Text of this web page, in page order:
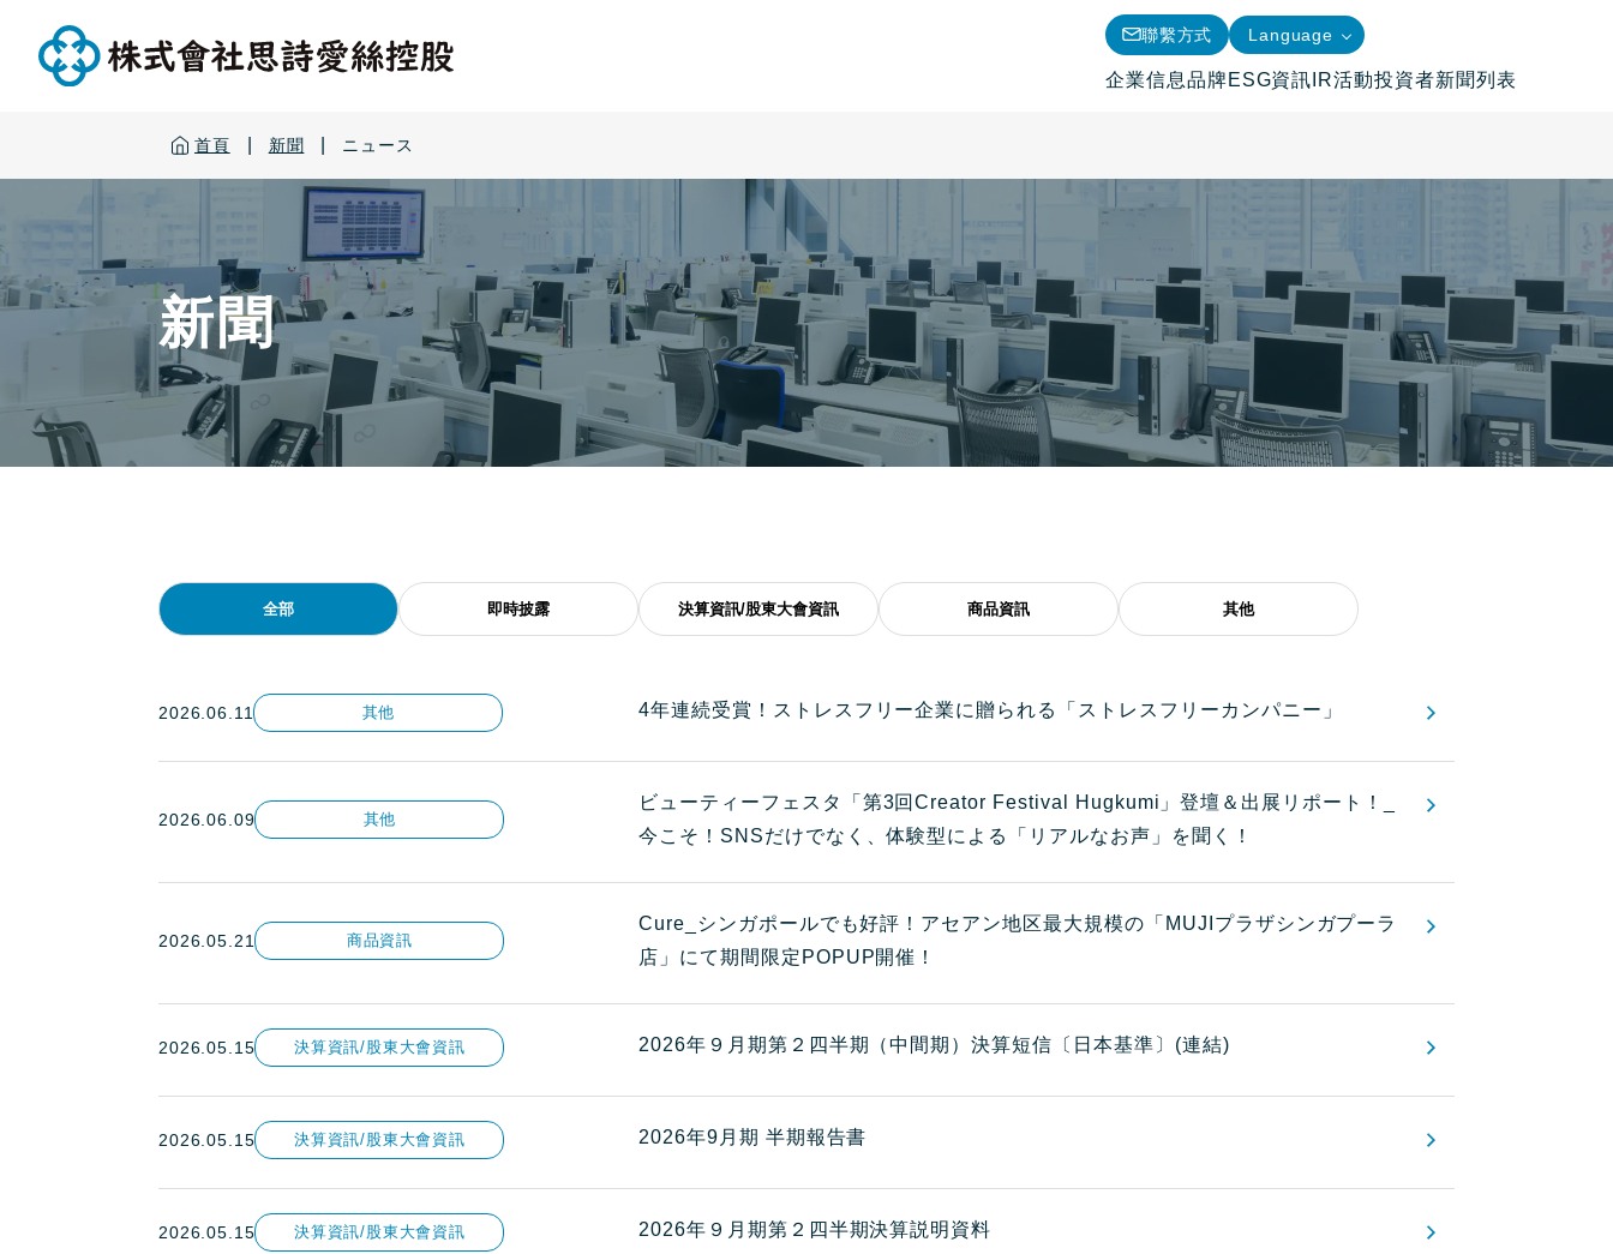
聯繫方式 Language
企業信息品牌ESG資訊 IR活動投資者新聞列表
首頁 新聞 ニュース
新聞
全部 即時披露 決算資訊/股東大會資訊 商品資訊 其他
2026.06.11 其他 4年連続受賞！ストレスフリー企業に贈られる「ストレスフリーカンパニー」
2026.06.09 其他
ビューティーフェスタ「第3回Creator Festival Hugkumi」登壇＆出展リポート！_
今こそ！SNSだけでなく、体験型による「リアルなお声」を聞く！
2026.05.21 商品資訊
Cure_シンガポールでも好評！アセアン地区最大規模の「MUJIプラザシンガプーラ
店」にて期間限定POPUP開催！
2026.05.15 決算資訊/股東大會資訊 2026年９月期第２四半期（中間期）決算短信〔日本基準〕(連結)
2026.05.15 決算資訊/股東大會資訊 2026年9月期 半期報告書
2026.05.15 決算資訊/股東大會資訊 2026年９月期第２四半期決算説明資料